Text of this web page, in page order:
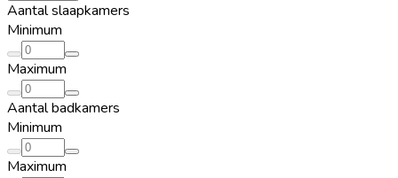
Aantal slaapkamers
Minimum
Maximum
Aantal badkamers
Minimum
Maximum